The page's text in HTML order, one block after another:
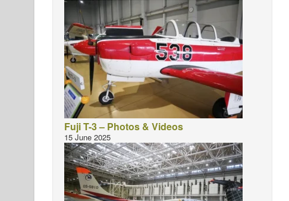
Fuji T-3 – Photos & Videos
15 June 2025